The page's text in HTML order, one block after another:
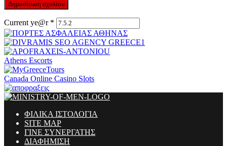
Current ye@r *
Athens Escorts
Canada Online Casino Slots
ΦΙΛΙΚΑ ΙΣΤΟΛΟΓΙΑ
SITE MAP
ΓΙΝΕ ΣΥΝΕΡΓΑΤΗΣ
ΔΙΑΦΗΜΙΣΗ